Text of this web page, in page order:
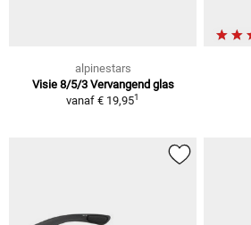
alpinestars
Visie 8/5/3 Vervangend glas
vanaf € 19,951